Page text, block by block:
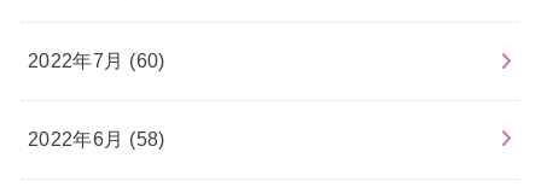
2022年7月 (60)
2022年6月 (58)